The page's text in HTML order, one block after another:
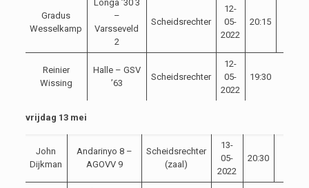
Gradus
Wesselkamp
Longa ’30 3
–
Varsseveld
2
Scheidsrechter
12-
05-
2022
20:15
Reinier
Wissing
Halle – GSV
’63
Scheidsrechter
12-
05-
2022
19:30
vrijdag 13 mei
John
Dijkman
Andarinyo 8 –
AGOVV 9
Scheidsrechter
(zaal)
13-
05-
2022
20:30